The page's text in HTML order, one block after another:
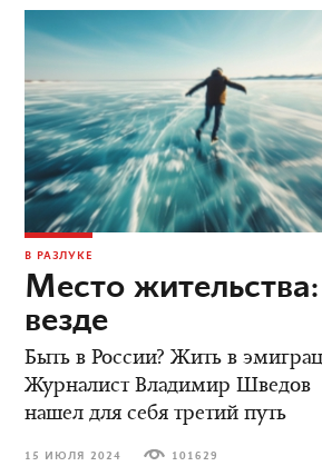
В РАЗЛУКЕ
Место жительства:
везде
Быть в России? Жить в
Журналист Владимир Шведов
нашел для себя третий путь
15 ИЮЛЯ 2024 101629